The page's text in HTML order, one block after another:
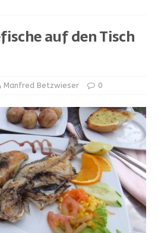
auf den Tisch
Manfred Betzwieser 0